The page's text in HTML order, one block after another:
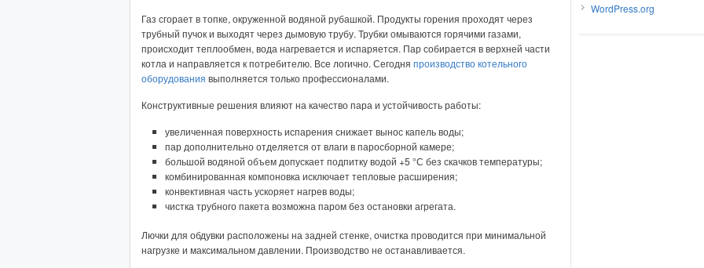
Газ сгорает в топке, окруженной водяной рубашкой. Продукты горения проходят через
трубный пучок и выходят через дымовую трубу. Трубки омываются горячими газами,
происходит теплообмен, вода нагревается и испаряется. Пар собирается в верхней части
котла и направляется к потребителю. Все логично. Сегодня производство котельного
оборудования выполняется только профессионалами.
Конструктивные решения влияют на качество пара и устойчивость работы:
увеличенная поверхность испарения снижает вынос капель воды;
пар дополнительно отделяется от влаги в паросборной камере;
большой водяной объем допускает подпитку водой +5 °С без скачков температуры;
комбинированная компоновка исключает тепловые расширения;
конвективная часть ускоряет нагрев воды;
чистка трубного пакета возможна паром без остановки агрегата.
Лючки для обдувки расположены на задней стенке, очистка проводится при минимальной
нагрузке и максимальном давлении. Производство не останавливается.
WordPress.org